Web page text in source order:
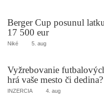
Berger Cup posunul
17 500 eur
Niké 5. aug
Vyžrebovanie
hrá vaše mesto či dedina?
INZERCIA 4. aug